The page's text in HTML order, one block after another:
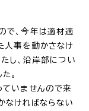
で、今年は適材適
人事を動かさなけ
し、沿岸部につい
。
いませんので来
なければならない